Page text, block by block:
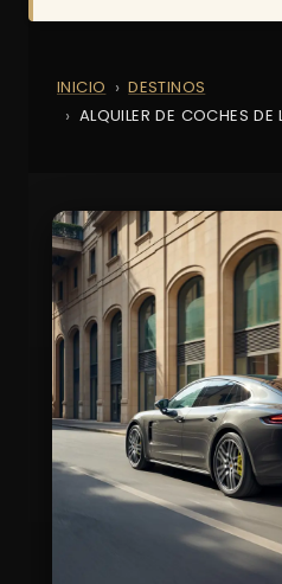
INICIO
DESTINOS
ALQUILER DE COCHES